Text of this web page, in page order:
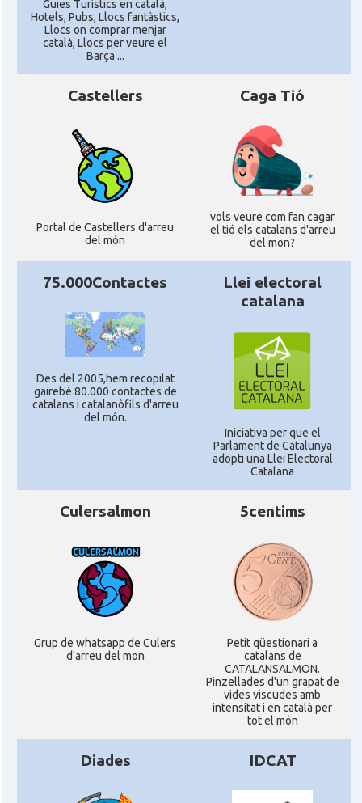
Guies Turístics en català,
Hotels, Pubs, Llocs fantàstics,
Llocs on comprar menjar
català, Llocs per veure el
Barça ...
Castellers
Portal de Castellers d'arreu
del món
Caga Tió
vols veure com fan cagar
el tió els catalans d'arreu
del mon?
75.000Contactes
Des del 2005,hem recopilat
gairebé 80.000 contactes de
catalans i catalanòfils d'arreu
del món.
Llei electoral
catalana
Iniciativa per que el
Parlament de Catalunya
adopti una Llei Electoral
Catalana
Culersalmon
Grup de whatsapp de Culers
d'arreu del mon
5centims
Petit qüestionari a
catalans de
CATALANSALMON.
Pinzellades d'un grapat de
vides viscudes amb
intensitat i en català per
tot el món
Diades IDCAT